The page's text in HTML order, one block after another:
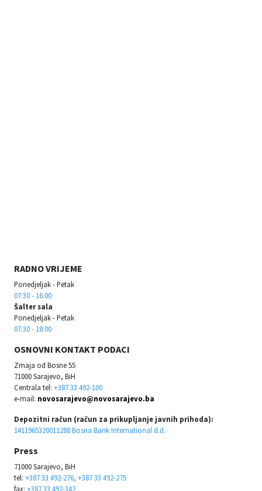
RADNO VRIJEME
Ponedjeljak - Petak
07:30 - 16:00
Šalter sala
Ponedjeljak - Petak
07:30 - 18:00
OSNOVNI KONTAKT PODACI
Zmaja od Bosne 55
71000 Sarajevo, BiH
Centrala tel: +387 33 492-100
e-mail: novosarajevo@novosarajevo.ba
Depozitni račun (račun za prikupljanje javnih prihoda):
1411965320011288 Bosna Bank International d.d.
Press
71000 Sarajevo, BiH
tel: +387 33 492-276, +387 33 492-275
fax: +387 33 492-342